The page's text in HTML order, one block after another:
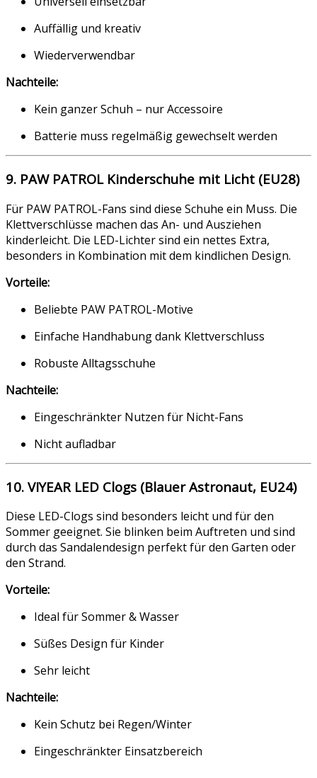
Auffällig und kreativ
Wiederverwendbar
Nachteile:
Kein ganzer Schuh – nur Accessoire
Batterie muss regelmäßig gewechselt werden
9. PAW PATROL Kinderschuhe mit Licht (EU28)
Für PAW PATROL-Fans sind diese Schuhe ein Muss. Die
Klettverschlüsse machen das An- und Ausziehen
kinderleicht. Die LED-Lichter sind ein nettes Extra,
besonders in Kombination mit dem kindlichen Design.
Vorteile:
Beliebte PAW PATROL-Motive
Einfache Handhabung dank Klettverschluss
Robuste Alltagsschuhe
Nachteile:
Eingeschränkter Nutzen für Nicht-Fans
Nicht aufladbar
10. VIYEAR LED Clogs (Blauer Astronaut, EU24)
Diese LED-Clogs sind besonders leicht und für den
Sommer geeignet. Sie blinken beim Auftreten und sind
durch das Sandalendesign perfekt für den Garten oder
den Strand.
Vorteile:
Ideal für Sommer & Wasser
Süßes Design für Kinder
Sehr leicht
Nachteile:
Kein Schutz bei Regen/Winter
Eingeschränkter Einsatzbereich